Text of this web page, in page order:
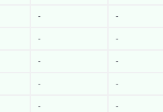
- -
- -
- -
- -
- -